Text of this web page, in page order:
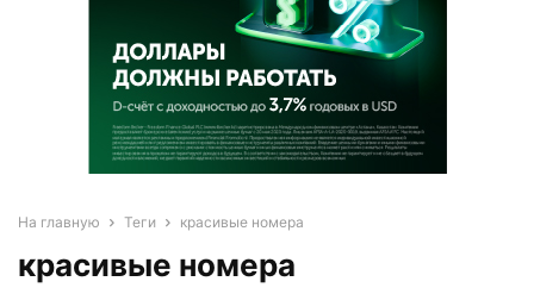
На главную Теги красивые номера
красивые номера